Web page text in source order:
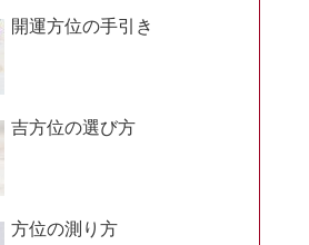
開運方位の手引き
吉方位の選び方
方位の測り方